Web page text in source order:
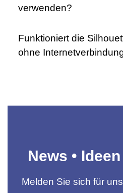
verwenden?
Funktioniert die
ohne
News •
Melden Sie sich für